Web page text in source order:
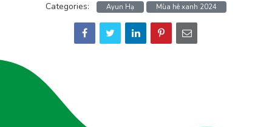
Categories: Ayun Hạ Mùa hè xanh 2024